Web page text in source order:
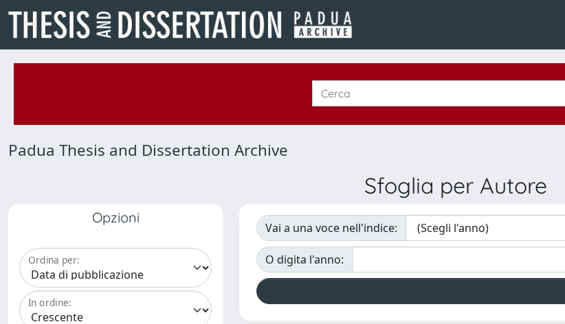
Padua Thesis and Dissertation Archive
Sfoglia per Autore
Opzioni
Ordina per:
In ordine:
Vai a una voce nell'indice:
O digita l'anno: